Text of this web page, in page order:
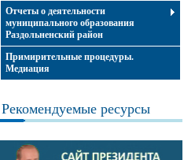
Отчеты о деятельности
муниципального образования
Раздольненский район
Примирительные процедуры.
Медиация
Рекомендуемые ресурсы